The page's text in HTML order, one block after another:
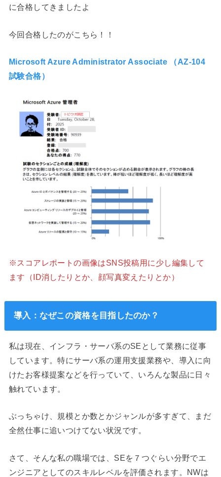
に合格してきましたよ
今回合格したのがこちら！！
Microsoft Azure Administrator Associate （AZ-104
試験合格）
※スコアレポートの画像はSNS投稿用に少し編集して
ます（ID消したりとか、顔写真変えたりとか）
導入：なぜこの資格を目指したのか？
私は現在、インフラ・サーバ系のSEとして業務に従事
しています。特にサーバ系の運用支援業務や、導入に向
けたお客様提案などを行っていて、いろんな製品に日々
触れています。
ぶっちゃけ、規模とか数とかジャンルが多すぎて、まだ
全然仕事に追いつけてない状況です。
さて、そんな私の職場では、SEを７つぐらい分野でエ
ンジニアとしてのスキルレベルを評価されます。NWは